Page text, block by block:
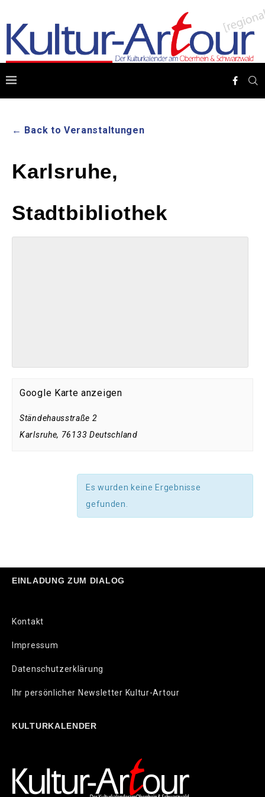
← Back to Veranstaltungen
Karlsruhe,
Stadtbibliothek
Google Karte anzeigen
Stän­de­haus­straße 2
Karlsruhe, 76133 Deutschland
Es wurden keine Ergebnisse
gefunden.
EINLADUNG ZUM DIALOG
Kontakt
Impressum
Datenschutzerklärung
Ihr persönlicher Newsletter Kultur-Artour
KULTURKALENDER